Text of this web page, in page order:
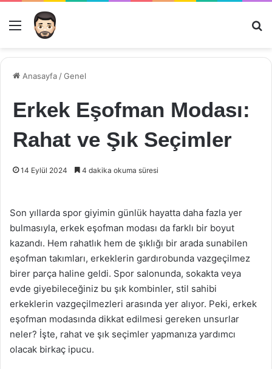
Menü
Anasayfa /Genel
Erkek Eşofman Modası:
Rahat ve Şık Seçimler
14 Eylül 2024 4 dakika okuma süresi
Son yıllarda spor giyimin günlük hayatta daha fazla yer
bulmasıyla, erkek eşofman modası da farklı bir boyut
kazandı. Hem rahatlık hem de şıklığı bir arada sunabilen
eşofman takımları, erkeklerin gardırobunda vazgeçilmez
birer parça haline geldi. Spor salonunda, sokakta veya
evde giyebileceğiniz bu şık kombinler, stil sahibi
erkeklerin vazgeçilmezleri arasında yer alıyor. Peki, erkek
eşofman modasında dikkat edilmesi gereken unsurlar
neler? İşte, rahat ve şık seçimler yapmanıza yardımcı
olacak birkaç ipucu.